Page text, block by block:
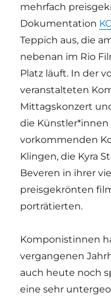
mehrfach
Dokumentation
Teppich aus, die
nebenan im Rio
Platz läuft. In der
veranstalteten
Mittagskonzert
die Künstler*innen
vorkommenden
Klingen, die Kyra
Beveren in ihrer
preisgekrönten
porträtierten.
Komponistinnen
vergangenen
auch heute noch
eine sehr